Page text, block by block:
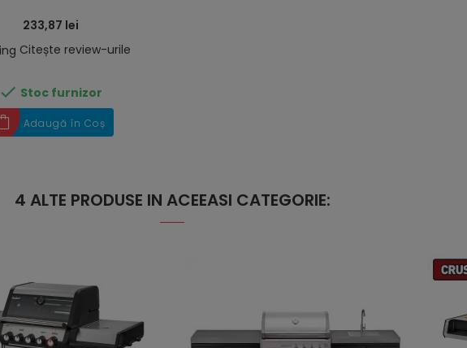
233,87 lei
Citește review-urile
 Stoc furnizor
Adaugă în Coș
4 ALTE PRODUSE IN ACEEASI CATEGORIE: